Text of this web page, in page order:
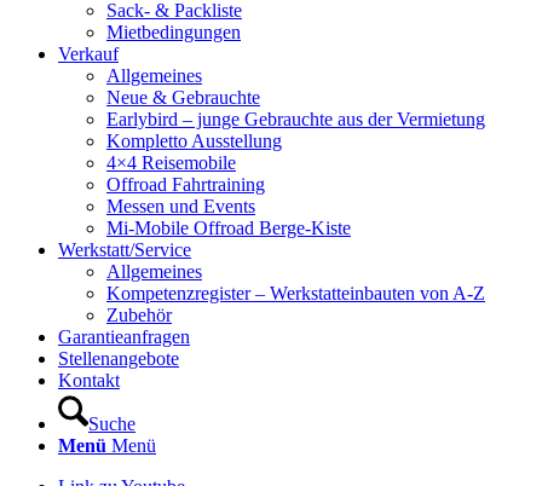
Sack- & Packliste
Mietbedingungen
Verkauf
Allgemeines
Neue & Gebrauchte
Earlybird – junge Gebrauchte aus der Vermietung
Kompletto Ausstellung
4×4 Reisemobile
Offroad Fahrtraining
Messen und Events
Mi-Mobile Offroad Berge-Kiste
Werkstatt/Service
Allgemeines
Kompetenzregister – Werkstatteinbauten von A-Z
Zubehör
Garantieanfragen
Stellenangebote
Kontakt
Suche
Menü Menü